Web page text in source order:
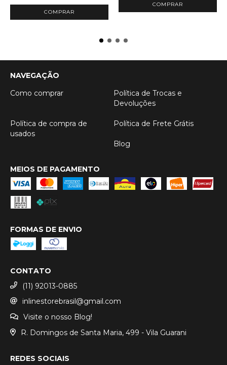
COMPRAR
COMPRAR
NAVEGAÇÃO
Como comprar
Política de Trocas e
Devoluções
Política de compra de
usados
Política de Frete Grátis
Blog
MEIOS DE PAGAMENTO
FORMAS DE ENVIO
CONTATO
(11) 92013-0885
inlinestorebrasil@gmail.com
Visite o nosso Blog!
R. Domingos de Santa Maria, 499 - Vila Guarani
REDES SOCIAIS